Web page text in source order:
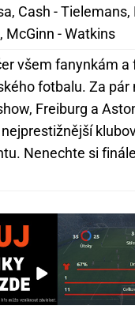
Cash -
McGinn - Watkins
všem fanynkám a
fotbalu. Za pár
Freiburg a
Nenechte si